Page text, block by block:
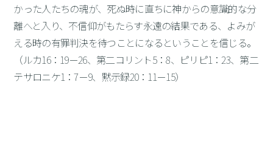
かった人たちの魂が、死ぬ時に直ちに神からの意識的な分
離へと入り、不信仰がもたらす永遠の結果である、よみが
える時の有罪判決を待つことになるということを信じる。
（ルカ16：19－26、第二コリント5：8、ピリピ1：23、第二
テサロニケ1：7－9、黙示録20：11－15）